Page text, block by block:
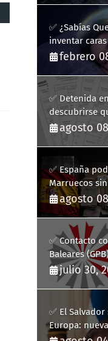
✅ ¿Sabías
inventar
sueñas?
febrero
✅ Detenida
descubrirse
usando la
agosto
✅ España
Marruecos
medidas
agosto
✅ Contacto
Baleares
julio 30,
✅ El
Europa: